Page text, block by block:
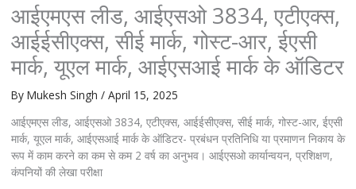
आईएमएस लीड, आईएसओ 3834, एटीएक्स,
आईईसीएक्स, सीई मार्क, गोस्ट-आर, ईएसी
मार्क, यूएल मार्क, आईएसआई मार्क के ऑडिटर
By Mukesh Singh / April 15, 2025
आईएमएस लीड, आईएसओ 3834, एटीएक्स, आईईसीएक्स, सीई मार्क, गोस्ट-आर, ईएसी
मार्क, यूएल मार्क, आईएसआई मार्क के ऑडिटर- प्रबंधन प्रतिनिधि या प्रमाणन निकाय के
रूप में काम करने का कम से कम 2 वर्ष का अनुभव। आईएसओ कार्यान्वयन, प्रशिक्षण,
कंपनियों की लेखा परीक्षा